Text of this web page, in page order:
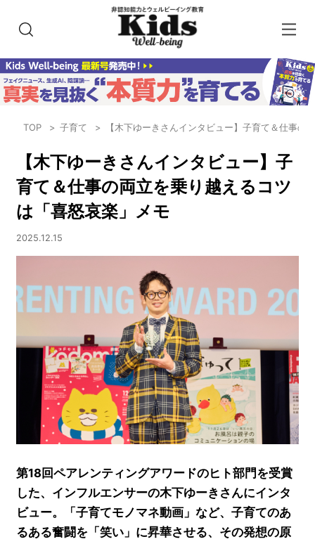
TOP 子育て 【木下ゆーきさんインタビュー】子育て＆仕事
【木下ゆーきさんインタビュー】子
育て＆仕事の両立を乗り越えるコツ
は「喜怒哀楽」メモ
2025.12.15
第18回ペアレンティングアワードのヒト部門を受賞
した、インフルエンサーの木下ゆーきさんにインタ
ビュー。「子育てモノマネ動画」など、子育てのあ
るある奮闘を「笑い」に昇華させる、その発想の原